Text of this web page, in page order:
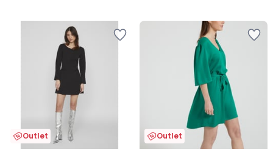
Outlet Outlet